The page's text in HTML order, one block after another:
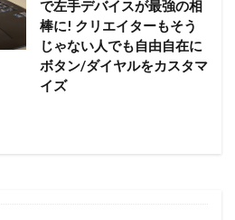
で左手デバイスが最強の相
棒に! クリエイターもそう
じゃない人でも自由自在に
ボタン/ダイヤルをカスタマ
イズ